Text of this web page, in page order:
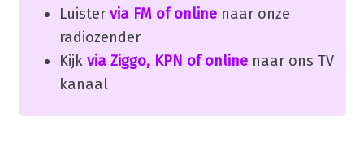
Luister via FM of onlinenaar onze
radiozender
Kijk via Ziggo, KPN of onlinenaar ons TV
kanaal